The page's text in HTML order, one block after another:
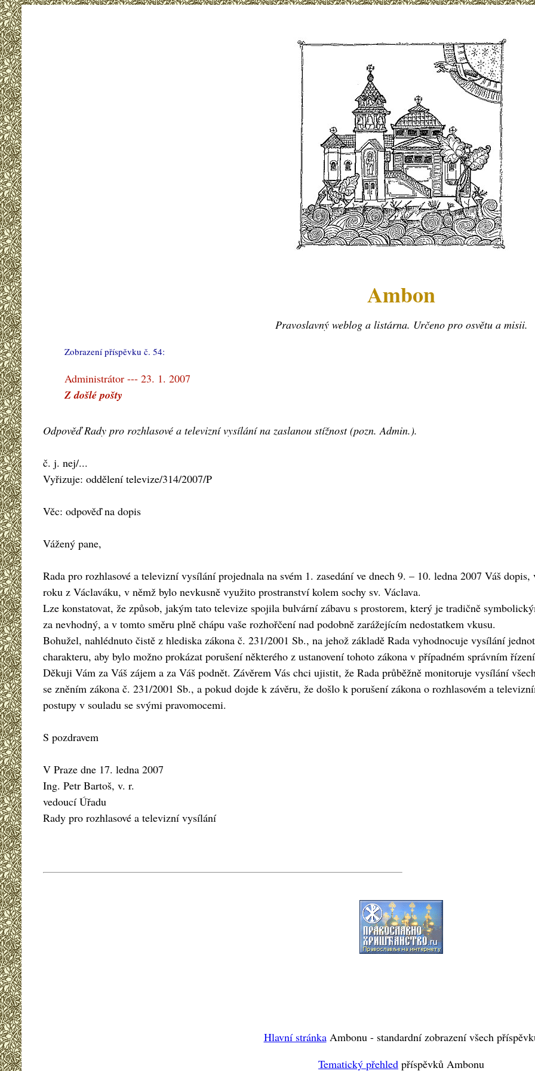
Ambon
Pravoslavný weblog a listárna. Určeno pro osvětu a misii.
Zobrazení příspěvku č. 54:
Administrátor --- 23. 1. 2007
Z došlé pošty
Odpověď Rady pro rozhlasové a televizní vysílání na zaslanou stížnost (pozn. Admin.).
č. j. nej/...
Vyřizuje: oddělení televize/314/2007/P
Věc: odpověď na dopis
Vážený pane,
Rada pro rozhlasové a televizní vysílání projednala na svém 1. zasedání ve dnech 9. – 10. ledna 2007 Váš
roku z Václaváku, v němž bylo nevkusně využito prostranství kolem sochy sv. Václava.
Lze konstatovat, že způsob, jakým tato televize spojila bulvární zábavu s prostorem, který je tradičně
za nevhodný, a v tomto směru plně chápu vaše rozhořčení nad podobně zarážejícím nedostatkem vkusu.
Bohužel, nahlédnuto čistě z hlediska zákona č. 231/2001 Sb., na jehož základě Rada vyhodnocuje vysílání
charakteru, aby bylo možno prokázat porušení některého z ustanovení tohoto zákona v případném správním
Děkuji Vám za Váš zájem a za Váš podnět. Závěrem Vás chci ujistit, že Rada průběžně monitoruje vysílání
se zněním zákona č. 231/2001 Sb., a pokud dojde k závěru, že došlo k porušení zákona o rozhlasovém a
postupy v souladu se svými pravomocemi.
S pozdravem
V Praze dne 17. ledna 2007
Ing. Petr Bartoš, v. r.
vedoucí Úřadu
Rady pro rozhlasové a televizní vysílání
Hlavní stránkaAmbonu - standardní zobrazení všech
Tematický přehled příspěvků Ambonu